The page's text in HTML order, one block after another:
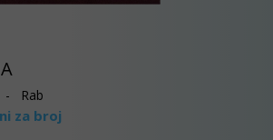
- Rab
za broj